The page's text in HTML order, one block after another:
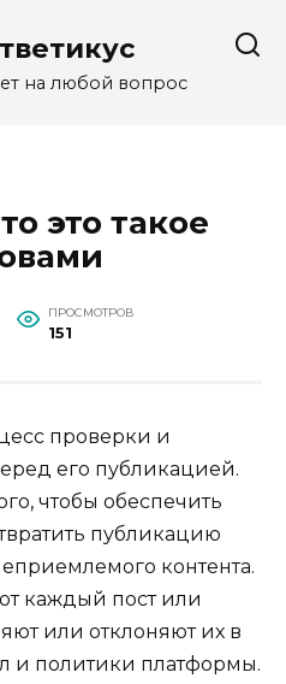
на любой вопрос
это такое
ПРОСМОТРОВ
151
проверки и
его публикацией.
чтобы обеспечить
публикацию
контента.
каждый пост или
или отклоняют их в
и политики платформы.